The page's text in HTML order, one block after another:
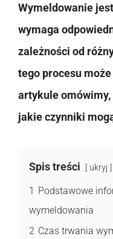
Wymeldowanie
wymaga
zależności od
tego procesu
artykule
jakie czynniki
Spis treści ukryj
1 Podstawowe
wymeldowania
2 Czas trwania